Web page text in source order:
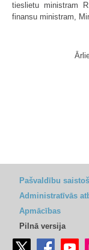
tieslietu ministram
finansu ministram,
Pašvaldību
Administratīvās
Apmācības
Pilnā versija